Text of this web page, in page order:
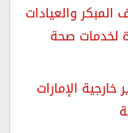
والعيادات
لخدمات صحة
الإمارات